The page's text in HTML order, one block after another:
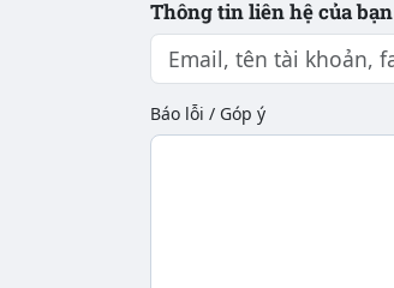
Thông tin liên hệ của bạn
Báo lỗi / Góp ý